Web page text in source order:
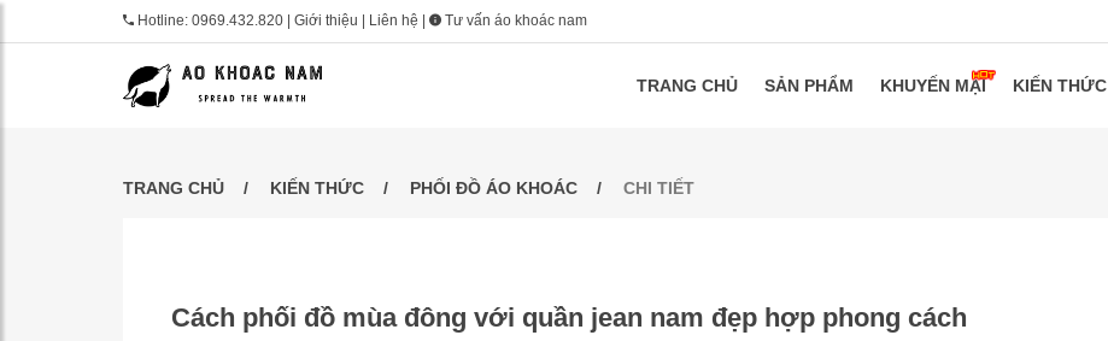
Hotline: 0969.432.820 Giới thiệu Liên hệ Tư vấn áo khoác nam
TRANG CHỦ SẢN PHẨM KHUYẾN MẠI KIẾN THỨC
TRANG CHỦ KIẾN THỨC PHỐI ĐỒ ÁO KHOÁC CHI TIẾT
Cách phối đồ mùa đông với quần jean nam đẹp hợp phong cách